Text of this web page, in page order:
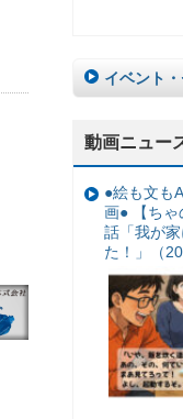
イベント
動画ニュー
●絵も文も
画● 【ちゃ
話「我が
た！」（